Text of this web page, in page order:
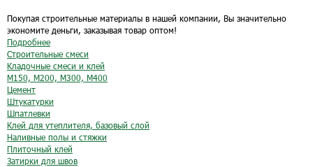
Покупая строительные материалы в нашей компании, Вы значительно
экономите деньги, заказывая товар оптом!
Подробнее
Строительные смеси
Кладочные смеси и клей
М150, М200, М300, М400
Цемент
Штукатурки
Шпатлевки
Клей для утеплителя, базовый слой
Наливные полы и стяжки
Плиточный клей
Затирки для швов